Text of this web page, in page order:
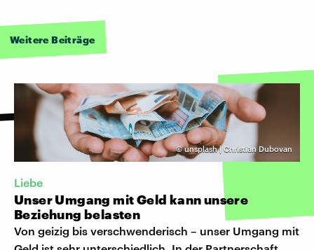
Weitere Beiträge
©unsplash | Christian Dubovan
Liebe
Unser Umgang mit Geld kann unsere
Beziehung belasten
Von geizig bis verschwenderisch – unser Umgang mit